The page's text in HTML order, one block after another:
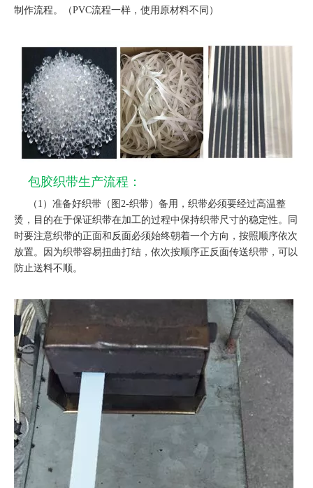
制作流程。（PVC流程一样，使用原材料不同）
包胶织带生产流程：
（1）准备好织带（图2-织带）备用，织带必须要经过高温整
烫，目的在于保证织带在加工的过程中保持织带尺寸的稳定性。同
时要注意织带的正面和反面必须始终朝着一个方向，按照顺序依次
放置。因为织带容易扭曲打结，依次按顺序正反面传送织带，可以
防止送料不顺。